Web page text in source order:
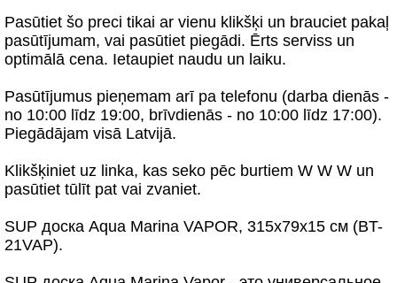
Pasūtiet šo preci tikai ar vienu klikšķi un brauciet pakaļ
pasūtījumam, vai pasūtiet piegādi. Ērts serviss un
optimālā cena. Ietaupiet naudu un laiku.
Pasūtījumus pieņemam arī pa telefonu (darba dienās -
no 10:00 līdz 19:00, brīvdienās - no 10:00 līdz 17:00).
Piegādājam visā Latvijā.
Klikšķiniet uz linka, kas seko pēc burtiem W W W un
pasūtiet tūlīt pat vai zvaniet.
SUP доска Aqua Marina VAPOR, 315x79x15 см (BT-
21VAP).